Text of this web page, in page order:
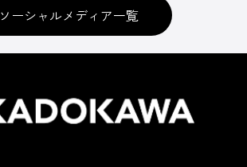
ソーシャルメディア一覧